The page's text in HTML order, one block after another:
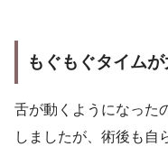
もぐもぐタイムが
舌が動くようになった
しましたが、術後も自